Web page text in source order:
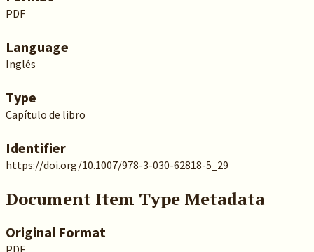
PDF
Language
Inglés
Type
Capítulo de libro
Identifier
https://doi.org/10.1007/978-3-030-62818-5_29
Document Item Type Metadata
Original Format
PDF